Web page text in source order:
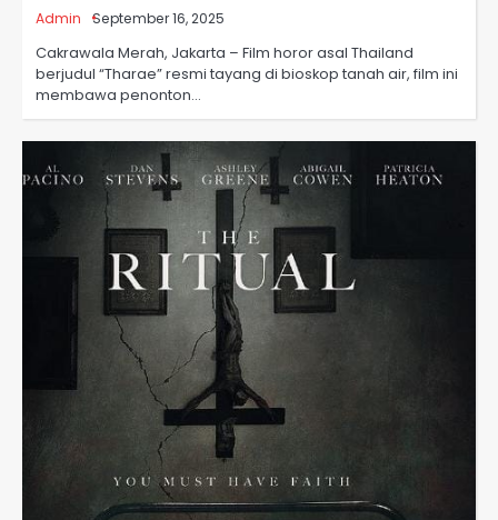
Admin September 16, 2025
Cakrawala Merah, Jakarta – Film horor asal Thailand
berjudul “Tharae” resmi tayang di bioskop tanah air, film ini
membawa penonton…